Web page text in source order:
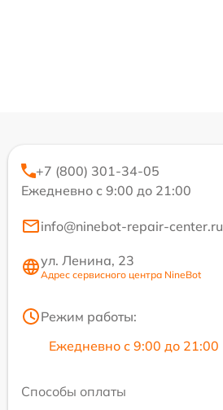
+7 (800) 301-34-05
Ежедневно с 9:00 до 21:00
info@ninebot-repair-center.ru
ул. Ленина, 23
Адрес сервисного центра NineBot
Режим работы:
Ежедневно с 9:00 до 21:00
Способы оплаты